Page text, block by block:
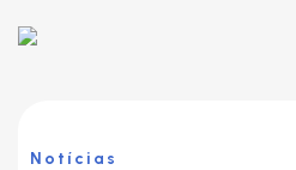
Notícias